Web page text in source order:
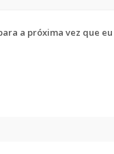
a próxima vez que